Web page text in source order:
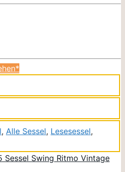
, Alle Sessel, Lesesessel,
Sessel Swing Ritmo Vintage